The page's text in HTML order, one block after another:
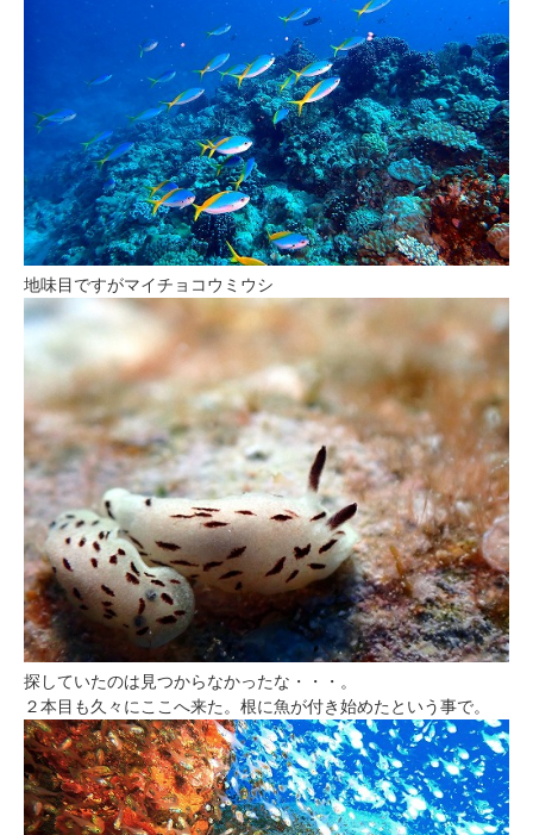
地味目ですがマイチョコウミウシ
探していたのは見つからなかったな・・・。
２本目も久々にここへ来た。根に魚が付き始めたという事で。